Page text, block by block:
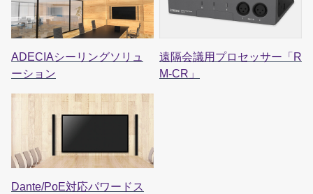
ADECIAシーリングソリュ
ーション
遠隔会議用プロセッサー「R
M-CR」
Dante/PoE対応パワードス